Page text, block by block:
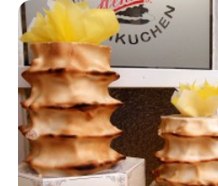
観光ガイド
ライフスタイル
著者一覧
ライター募集